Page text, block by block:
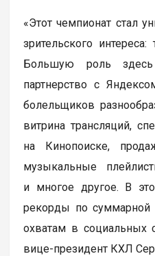
«Этот чемпионат стал
зрительского
Большую роль здесь
партнерство с
болельщиков
витрина трансляций,
на Кинопоиске,
музыкальные
и многое другое. В
рекорды по суммарной
охватам в социальных
вице-президент КХЛ